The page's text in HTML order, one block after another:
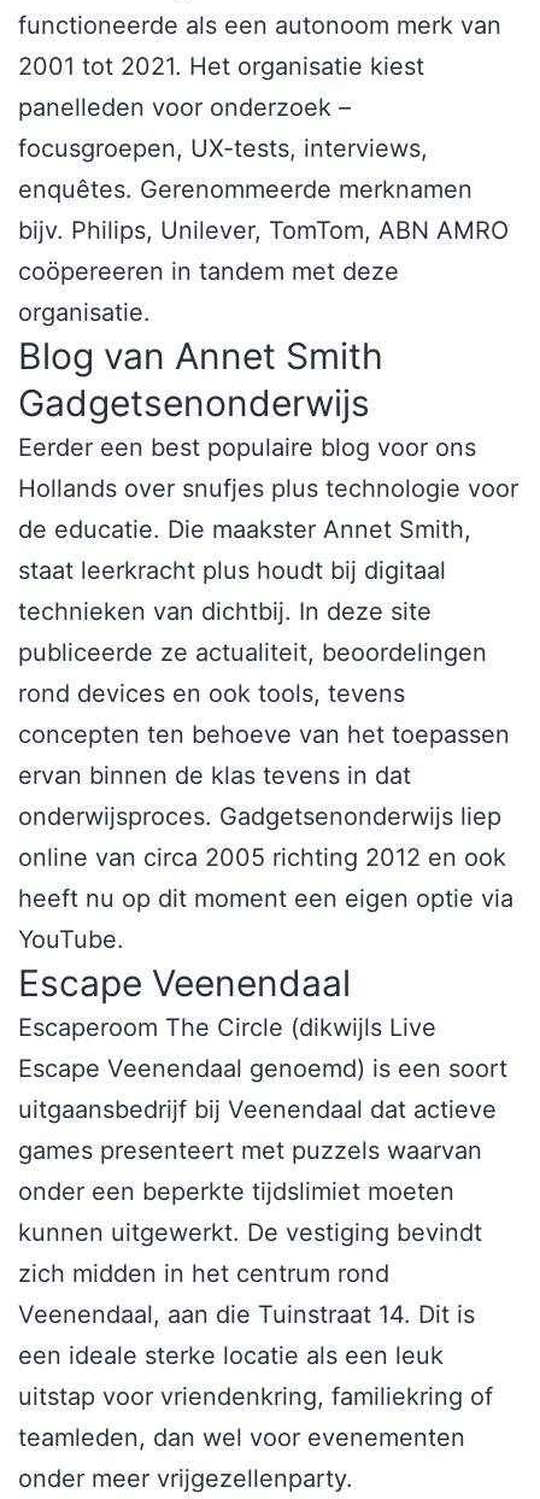
functioneerde als een autonoom merk van
2001 tot 2021. Het organisatie kiest
panelleden voor onderzoek –
focusgroepen, UX-tests, interviews,
enquêtes. Gerenommeerde merknamen
bijv. Philips, Unilever, TomTom, ABN AMRO
coöpereeren in tandem met deze
organisatie.
Blog van Annet Smith
Gadgetsenonderwijs
Eerder een best populaire blog voor ons
Hollands over snufjes plus technologie voor
de educatie. Die maakster Annet Smith,
staat leerkracht plus houdt bij digitaal
technieken van dichtbij. In deze site
publiceerde ze actualiteit, beoordelingen
rond devices en ook tools, tevens
concepten ten behoeve van het toepassen
ervan binnen de klas tevens in dat
onderwijsproces. Gadgetsenonderwijs liep
online van circa 2005 richting 2012 en ook
heeft nu op dit moment een eigen optie via
YouTube.
Escape Veenendaal
Escaperoom The Circle (dikwijls Live
Escape Veenendaal genoemd) is een soort
uitgaansbedrijf bij Veenendaal dat actieve
games presenteert met puzzels waarvan
onder een beperkte tijdslimiet moeten
kunnen uitgewerkt. De vestiging bevindt
zich midden in het centrum rond
Veenendaal, aan die Tuinstraat 14. Dit is
een ideale sterke locatie als een leuk
uitstap voor vriendenkring, familiekring of
teamleden, dan wel voor evenementen
onder meer vrijgezellenparty.